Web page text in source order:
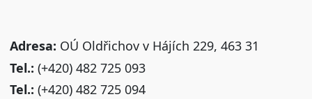
Adresa: OÚ Oldřichov v Hájích 229, 463 31
Tel.: (+420) 482 725 093
Tel.: (+420) 482 725 094